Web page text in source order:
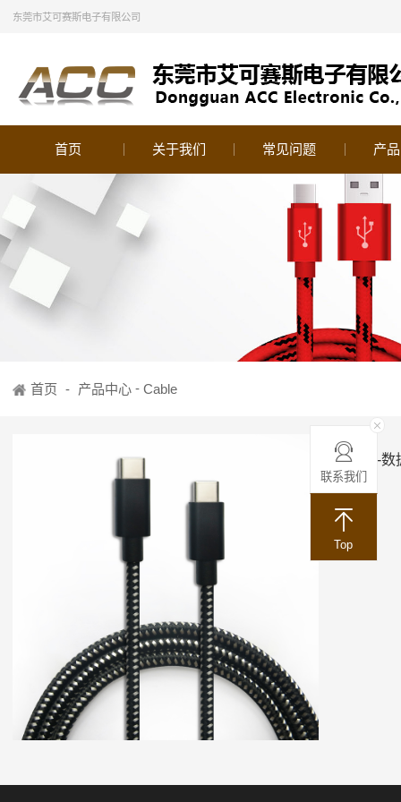
东莞市艾可赛斯电子有限公司
首页 关于我们 常见问题 产
首页 - 产品中心- Cable
ACC-数
联系我们
Top